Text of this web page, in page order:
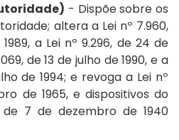
- Dispõe sobre os
altera a Lei nº 7.960,
a Lei nº 9.296, de 24 de
de 13 de julho de 1990, e a
de 1994; e revoga a Lei nº
de 1965, e dispositivos do
de 7 de dezembro de 1940